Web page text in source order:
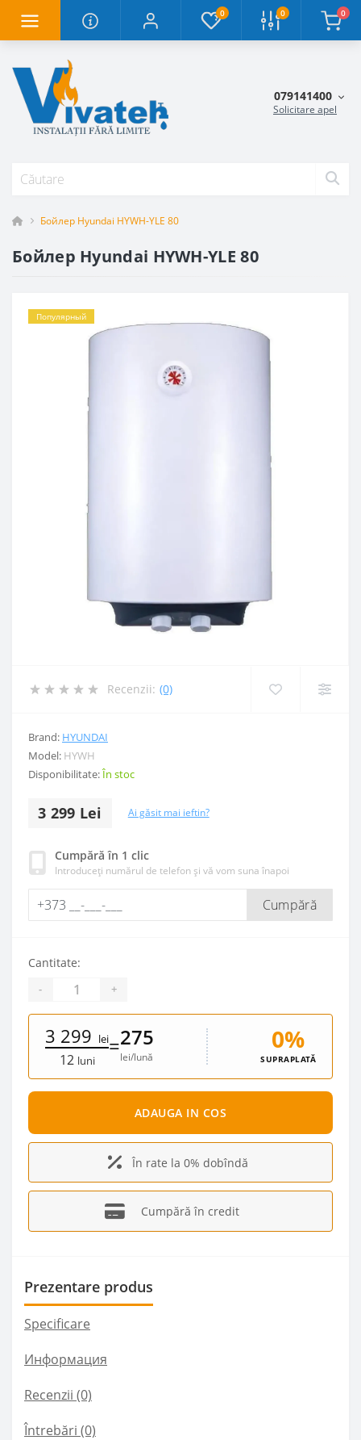
0 0 0
079141400
Solicitare apel
Бойлер Hyundai HYWH-YLE 80
Бойлер Hyundai HYWH-YLE 80
Популярный
Recenzii: (0)
Brand: HYUNDAI
Model: HYWH
Disponibilitate:În stoc
3 299 Lei Ai găsit mai ieftin?
Cumpără în 1 clic
Introduceți numărul de telefon și vă vom suna înapoi
Cumpără
Cantitate:
- +
3 299 lei
12 luni
=275
lei/lună
0%
SUPRAPLATĂ
ADAUGA IN COS
În rate la 0% dobîndă
Cumpără în credit
Prezentare produs
Specificare
Информация
Recenzii (0)
Întrebări (0)